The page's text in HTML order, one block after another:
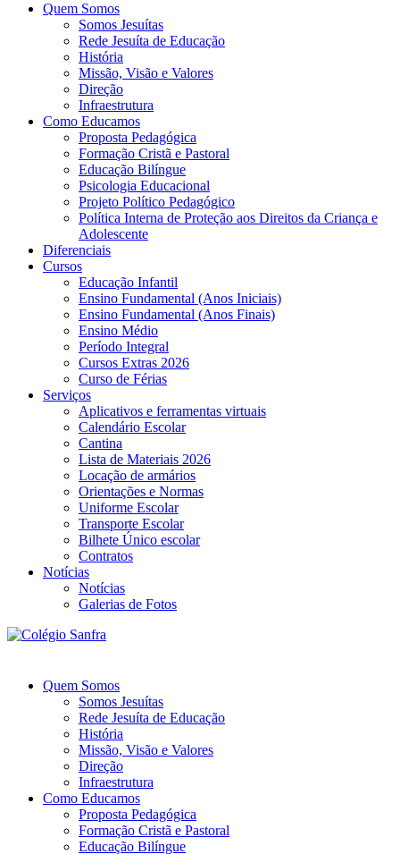
Quem Somos
Somos Jesuítas
Rede Jesuíta de Educação
História
Missão, Visão e Valores
Direção
Infraestrutura
Como Educamos
Proposta Pedagógica
Formação Cristã e Pastoral
Educação Bilíngue
Psicologia Educacional
Projeto Político Pedagógico
Política Interna de Proteção aos Direitos da Criança e
Adolescente
Diferenciais
Cursos
Educação Infantil
Ensino Fundamental (Anos Iniciais)
Ensino Fundamental (Anos Finais)
Ensino Médio
Período Integral
Cursos Extras 2026
Curso de Férias
Serviços
Aplicativos e ferramentas virtuais
Calendário Escolar
Cantina
Lista de Materiais 2026
Locação de armários
Orientações e Normas
Uniforme Escolar
Transporte Escolar
Bilhete Único escolar
Contratos
Notícias
Notícias
Galerias de Fotos
Quem Somos
Somos Jesuítas
Rede Jesuíta de Educação
História
Missão, Visão e Valores
Direção
Infraestrutura
Como Educamos
Proposta Pedagógica
Formação Cristã e Pastoral
Educação Bilíngue